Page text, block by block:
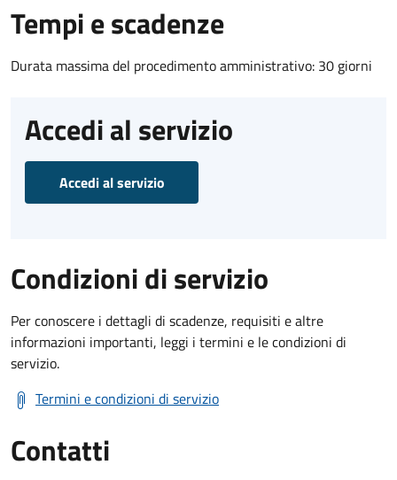
Tempi e scadenze
Durata massima del procedimento amministrativo: 30 giorni
Accedi al servizio
Accedi al servizio
Condizioni di servizio
Per conoscere i dettagli di scadenze, requisiti e altre
informazioni importanti, leggi i termini e le condizioni di
servizio.
Termini e condizioni di servizio
Contatti